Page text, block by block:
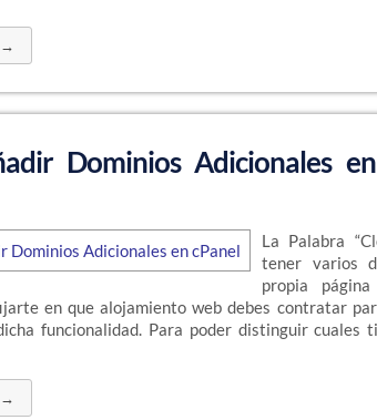
→
Dominios Adicionales
La Palabra
tener varios
propia
en que alojamiento web debes contratar
funcionalidad. Para poder distinguir cuales
→